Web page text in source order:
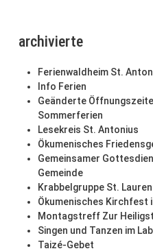
archivierte
Ferienwaldheim St.
Info Ferien
Geänderte
Sommerferien
Lesekreis St. Antonius
Ökumenisches
Gemeinsamer
Gemeinde
Krabbelgruppe St.
Ökumenisches Kirchfest
Montagstreff Zur
Singen und Tanzen im
Taizé-Gebet